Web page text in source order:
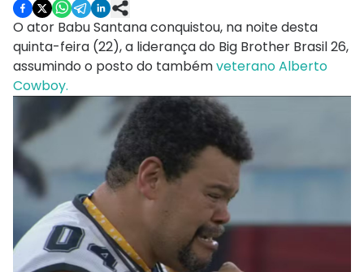
O ator Babu Santana conquistou, na noite desta
quinta-feira (22), a liderança do Big Brother Brasil 26,
assumindo o posto do tambémveterano Alberto
Cowboy.